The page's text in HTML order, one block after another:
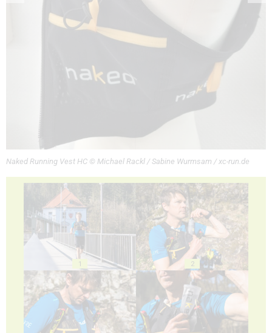
Naked Running Vest HC © Michael Rackl / Sabine Wurmsam / xc-run.de
1 2